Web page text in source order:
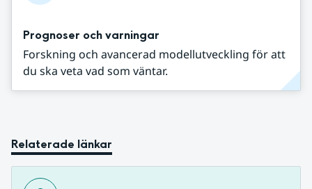
Prognoser och varningar
Forskning och avancerad modellutveckling för att
du ska veta vad som väntar.
Relaterade länkar